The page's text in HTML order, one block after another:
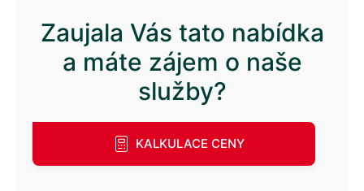
Zaujala Vás tato nabídka
a máte zájem o naše
služby?
KALKULACE CENY